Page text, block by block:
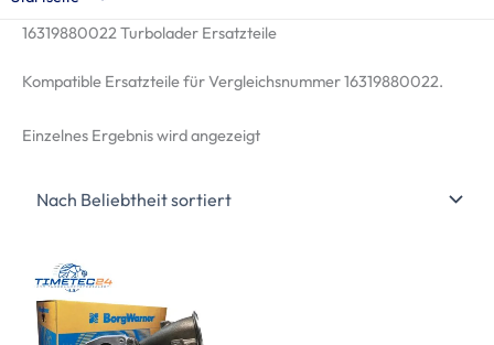
16319880022 Turbolader Ersatzteile
Kompatible Ersatzteile für Vergleichsnummer 16319880022.
Einzelnes Ergebnis wird angezeigt